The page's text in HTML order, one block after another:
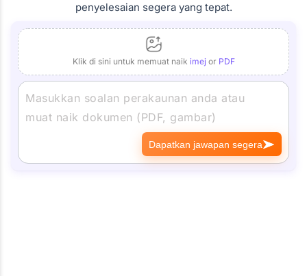
penyelesaian segera yang tepat.
Klik di sini untuk memuat naik imej or PDF
Dapatkan jawapan segera